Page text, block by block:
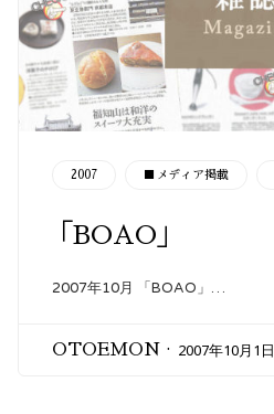
CATEGORY
2007 ■メディア掲載
「BOAO」
2007年10月 「BOAO」…
OTOEMON 2007年10月1日